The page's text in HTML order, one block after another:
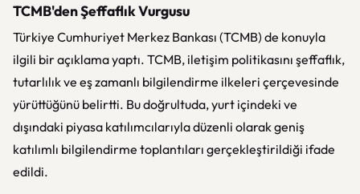
TCMB'den Şeffaflık Vurgusu
Türkiye Cumhuriyet Merkez Bankası (TCMB) de konuyla
ilgili bir açıklama yaptı. TCMB, iletişim politikasını şeffaflık,
tutarlılık ve eş zamanlı bilgilendirme ilkeleri çerçevesinde
yürüttüğünü belirtti. Bu doğrultuda, yurt içindeki ve
dışındaki piyasa katılımcılarıyla düzenli olarak geniş
katılımlı bilgilendirme toplantıları gerçekleştirildiği ifade
edildi.